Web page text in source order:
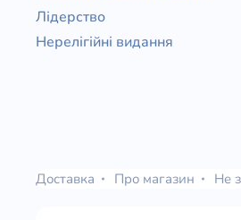
Лідерство
Нерелігійні видання
Доставка Про магазин Не